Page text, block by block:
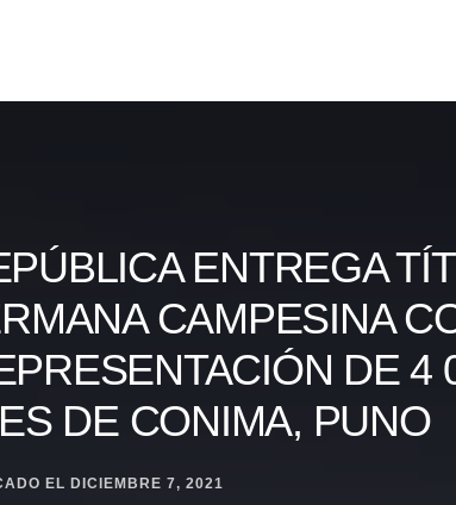
ENTREGA
CAMPESINA
DE 4
DE CONIMA, PUNO
EL DICIEMBRE 7, 2021